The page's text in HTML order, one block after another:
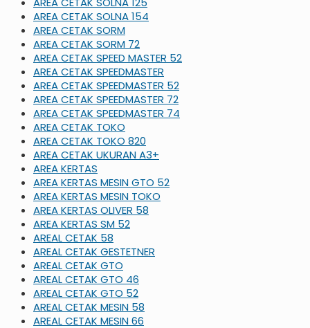
AREA CETAK SOLNA 154
AREA CETAK SORM
AREA CETAK SORM 72
AREA CETAK SPEED MASTER 52
AREA CETAK SPEEDMASTER
AREA CETAK SPEEDMASTER 52
AREA CETAK SPEEDMASTER 72
AREA CETAK SPEEDMASTER 74
AREA CETAK TOKO
AREA CETAK TOKO 820
AREA CETAK UKURAN A3+
AREA KERTAS
AREA KERTAS MESIN GTO 52
AREA KERTAS MESIN TOKO
AREA KERTAS OLIVER 58
AREA KERTAS SM 52
AREAL CETAK 58
AREAL CETAK GESTETNER
AREAL CETAK GTO
AREAL CETAK GTO 46
AREAL CETAK GTO 52
AREAL CETAK MESIN 58
AREAL CETAK MESIN 66